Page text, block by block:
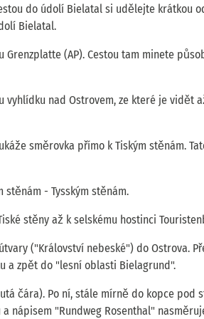
do údolí Bielatal si udělejte krátkou
Bielatal.
(AP). Cestou tam minete
vyhlídku nad Ostrovem, ze které je vidět
směrovka přímo k Tiským stěnám.
- Tysským stěnám.
stěny až k selskému hostinci
("Království nebeské") do Ostrova.
a zpět do "lesní oblasti Bielagrund".
čára). Po ní, stále mírně do kopce pod
nápisem "Rundweg Rosenthal"